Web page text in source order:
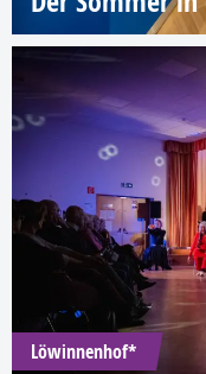
Löwinnenhof*